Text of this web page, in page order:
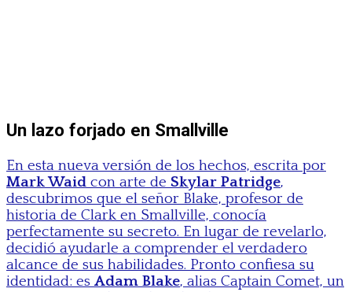
Un lazo forjado en Smallville
En esta nueva versión de los hechos, escrita por
Mark Waid con arte de Skylar Patridge,
descubrimos que el señor Blake, profesor de
historia de Clark en Smallville, conocía
perfectamente su secreto. En lugar de revelarlo,
decidió ayudarle a comprender el verdadero
alcance de sus habilidades. Pronto confiesa su
identidad: es Adam Blake, alias Captain Comet, un